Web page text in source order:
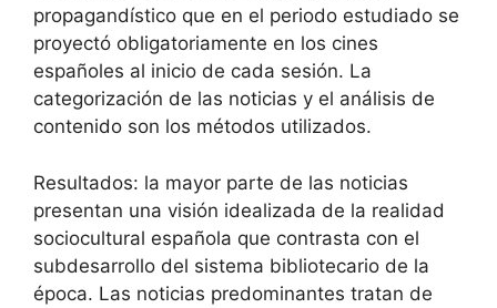
propagandístico que en el periodo estudiado se
proyectó obligatoriamente en los cines
españoles al inicio de cada sesión. La
categorización de las noticias y el análisis de
contenido son los métodos utilizados.
Resultados: la mayor parte de las noticias
presentan una visión idealizada de la realidad
sociocultural española que contrasta con el
subdesarrollo del sistema bibliotecario de la
época. Las noticias predominantes tratan de